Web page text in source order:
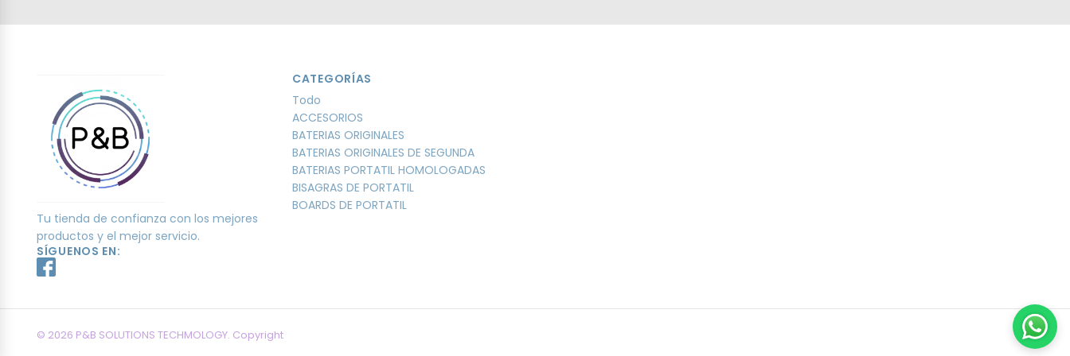
Tu tienda de confianza con los mejores
productos y el mejor servicio.
SÍGUENOS EN:
CATEGORÍAS
Todo
ACCESORIOS
BATERIAS ORIGINALES
BATERIAS ORIGINALES DE SEGUNDA
BATERIAS PORTATIL HOMOLOGADAS
BISAGRAS DE PORTATIL
BOARDS DE PORTATIL
© 2026 P&B SOLUTIONS TECHMOLOGY. Copyright